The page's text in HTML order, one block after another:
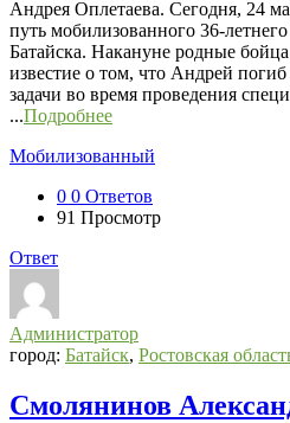
Посты
Андрея Оплетаева. Сегодня, 24
путь мобилизованного 36-
Батайска. Накануне родные
известие о том, что Андрей
задачи во время проведения
...Подробнее
Мобилизованный
0 0 Ответов
91 Просмотр
Ответ
Администратор
город: Батайск, Ростовская
Смолянинов